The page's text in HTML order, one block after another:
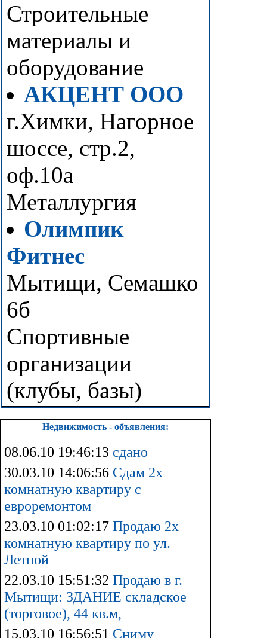
Строительные
материалы и
оборудование
АКЦЕНТ ООО
г.Химки, Нагорное
шоссе, стр.2,
оф.10а
Металлургия
Олимпик
Фитнес
Мытищи, Семашко
6б
Спортивные
организации
(клубы, базы)
Недвижимость - объявления:
08.06.10 19:46:13 сдано
30.03.10 14:06:56 Сдам 2х
комнатную квартиру с
евроремонтом
23.03.10 01:02:17 Продаю 2х
комнатную квартиру по ул.
Летной
22.03.10 15:51:32 Продаю в г.
Мытищи: ЗДАНИЕ складское
(торговое), 44 кв.м,
15.03.10 16:56:51 Сниму